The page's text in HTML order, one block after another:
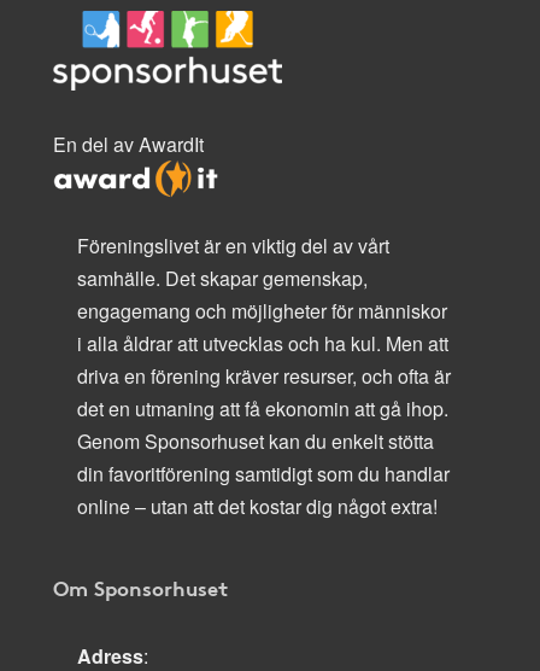
En del av AwardIt
Föreningslivet är en viktig del av vårt
samhälle. Det skapar gemenskap,
engagemang och möjligheter för människor
i alla åldrar att utvecklas och ha kul. Men att
driva en förening kräver resurser, och ofta är
det en utmaning att få ekonomin att gå ihop.
Genom Sponsorhuset kan du enkelt stötta
din favoritförening samtidigt som du handlar
online – utan att det kostar dig något extra!
Om Sponsorhuset
Adress: